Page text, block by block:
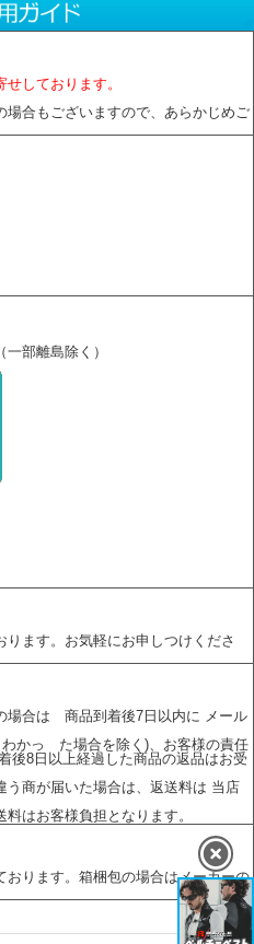
せしております。
合もございますので、あらかじめご
（一部離島除く）
ます。お気軽にお申しつけくださ
場合は 商品到着後7日以内に メール
かっ た場合を除く)、お客様の責任
後8日以上経過した商品の返品はお受
商が届いた場合は、返送料は 当店
はお客様負担となります。
ります。箱梱包の場合はメーカーの